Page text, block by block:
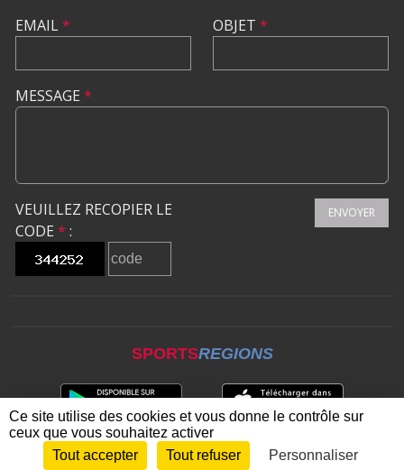
EMAIL* OBJET *
MESSAGE *
VEUILLEZ RECOPIER LE
CODE * :
ENVOYER
SPORTSREGIONS
Envie de participer ? CONNEXION
Ce site utilise des cookies et vous donne le contrôle sur
ceux que vous souhaitez activer
Tout accepter
Tout refuser Personnaliser